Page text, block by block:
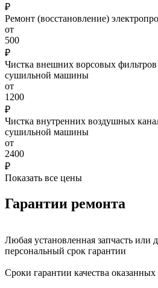
₽
Ремонт (восстановление)
от
500
₽
Чистка внешних ворсовых фильтров
сушильной машины
от
1200
₽
Чистка внутренних воздушных
сушильной машины
от
2400
₽
Показать все цены
Гарантии ремонта
Любая установленная запчасть или
персональный срок гарантии
Сроки гарантии качества оказанных